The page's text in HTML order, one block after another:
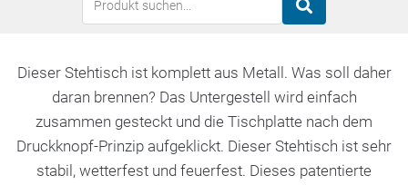
Dieser Stehtisch ist komplett aus Metall. Was soll daher
daran brennen? Das Untergestell wird einfach
zusammen gesteckt und die Tischplatte nach dem
Druckknopf-Prinzip aufgeklickt. Dieser Stehtisch ist sehr
stabil, wetterfest und feuerfest. Dieses patentierte